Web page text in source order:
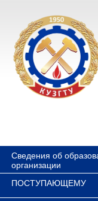
Сведения об
организации
ПОСТУПАЮЩЕМУ